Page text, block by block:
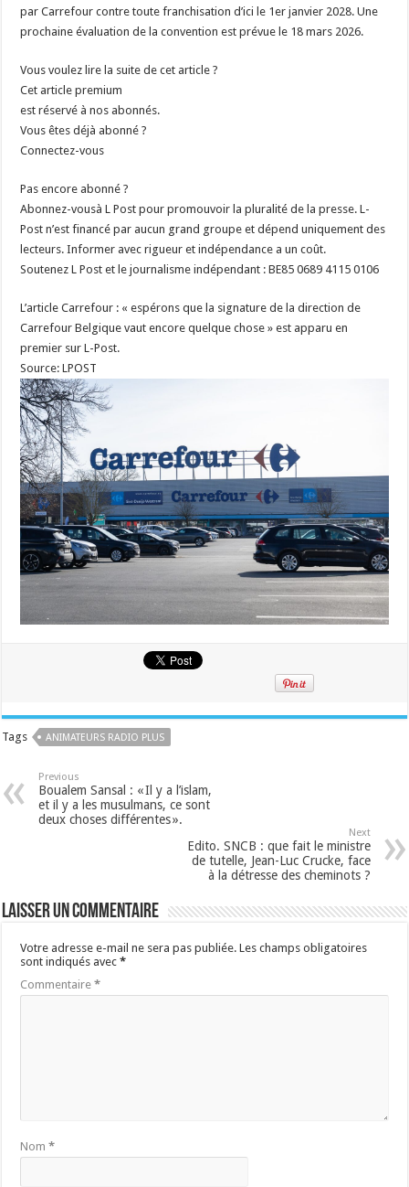
par Carrefour contre toute franchisation d’ici le 1er janvier 2028. Une
prochaine évaluation de la convention est prévue le 18 mars 2026.
Vous voulez lire la suite de cet article ?
Cet article premium
est réservé à nos abonnés.
Vous êtes déjà abonné ?
Connectez-vous
Pas encore abonné ?
Abonnez-vousà L Post pour promouvoir la pluralité de la presse. L-
Post n’est financé par aucun grand groupe et dépend uniquement des
lecteurs. Informer avec rigueur et indépendance a un coût.
Soutenez L Post et le journalisme indépendant : BE85 0689 4115 0106
L’article Carrefour : « espérons que la signature de la direction de
Carrefour Belgique vaut encore quelque chose » est apparu en
premier sur L-Post.
Source: LPOST
Tags ANIMATEURS RADIO PLUS
Previous
Boualem Sansal : « Il y a l’islam,
et il y a les musulmans, ce sont
deux choses différentes ».
Next
Edito. SNCB : que fait le ministre
de tutelle, Jean-Luc Crucke, face
à la détresse des cheminots ?
Laisser un commentaire
Votre adresse e-mail ne sera pas publiée. Les champs obligatoires
sont indiqués avec*
Commentaire*
Nom*